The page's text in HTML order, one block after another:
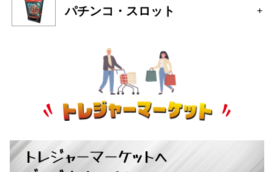
パチンコ・スロット +
トレジャーマーケットへ